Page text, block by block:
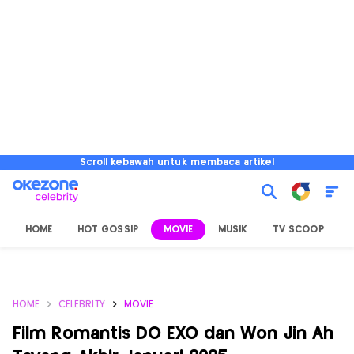
Scroll kebawah untuk membaca artikel
HOME HOT GOSSIP MOVIE MUSIK TV SCOOP
HOME CELEBRITY MOVIE
Film Romantis DO EXO dan Won Jin Ah